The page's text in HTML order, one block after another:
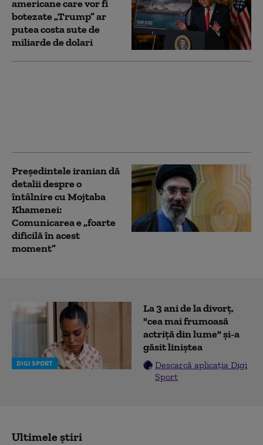
americane care vor fi
botezate „Trump” ar
putea costa sute de
miliarde de dolari
Preşedintele iranian dă
detalii despre o
întâlnire cu Mojtaba
Khamenei:
Comunicarea e „foarte
dificilă în acest
moment”
DIGI SPORT
La 3 ani de la divorț,
"cea mai frumoasă
actriță din lume" și-a
găsit liniștea
Descarcă aplicația Digi
Sport
Ultimele știri